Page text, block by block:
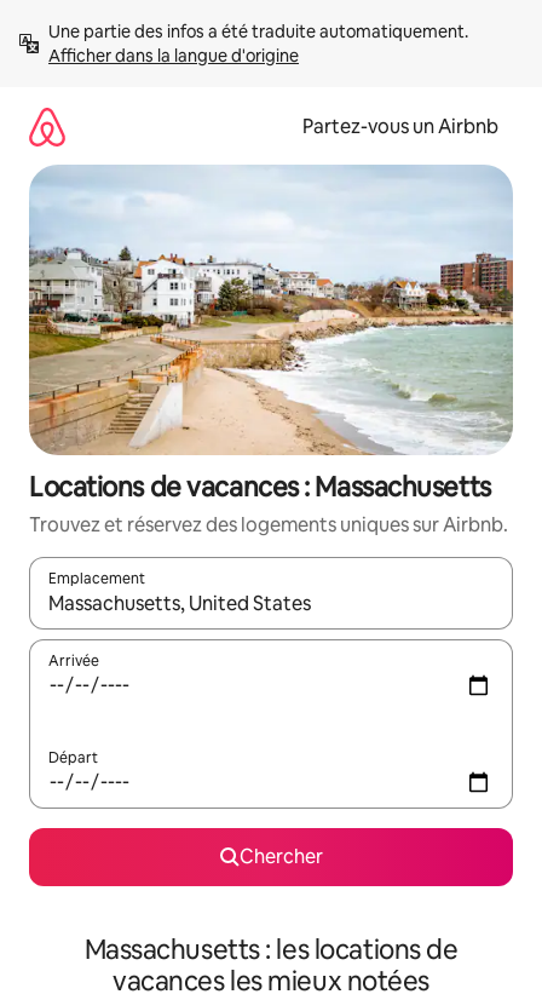
directement
Afficher dans la langue d'origine
Partez-vous un Airbnb
Locations de vacances : Massachusetts
Trouvez et réservez des logements uniques sur Airbnb.
Emplacement
Quand les résultats sont affichés, parcourez-les en utilisant
Arrivée
Départ
Chercher
Massachusetts : les locations de
vacances les mieux notées